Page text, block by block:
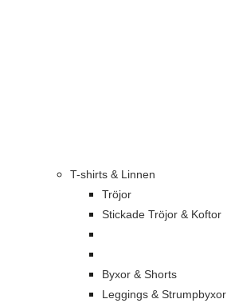
T-shirts & Linnen
Tröjor
Stickade Tröjor & Koftor
Byxor & Shorts
Leggings & Strumpbyxor